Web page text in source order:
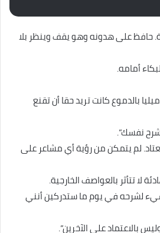
حافظ على هدونه وهو يقف وينظر بلا
أمامه.
بالدموع كانت تريد حقا أن تقنع
نفسك”.
لم يتمكن من رؤية أي مشاعر على
لا تتأثر بالعواصف الخارجية.
شيء لشرحه في يوم ما ستدركين أنني
بالاعتماد على الآخرين”.